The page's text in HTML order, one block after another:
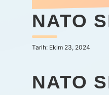
NATO
Tarih: Ekim 23, 2024
NATO